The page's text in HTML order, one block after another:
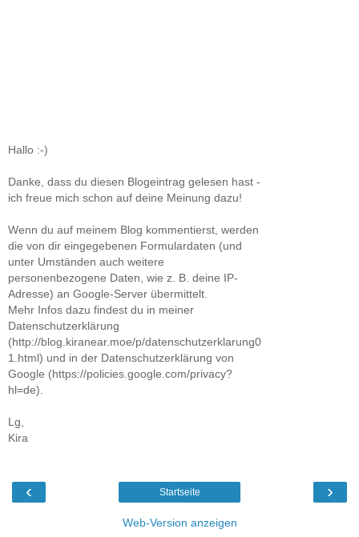
Hallo :-)
Danke, dass du diesen Blogeintrag gelesen hast -
ich freue mich schon auf deine Meinung dazu!
Wenn du auf meinem Blog kommentierst, werden
die von dir eingegebenen Formulardaten (und
unter Umständen auch weitere
personenbezogene Daten, wie z. B. deine IP-
Adresse) an Google-Server übermittelt.
Mehr Infos dazu findest du in meiner
Datenschutzerklärung
(http://blog.kiranear.moe/p/datenschutzerklarung0
1.html) und in der Datenschutzerklärung von
Google (https://policies.google.com/privacy?
hl=de).
Lg,
Kira
‹ ›
Startseite
Web-Version anzeigen